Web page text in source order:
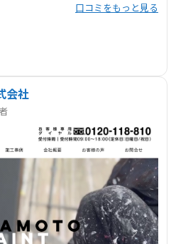
口コミをもっと見る
会社